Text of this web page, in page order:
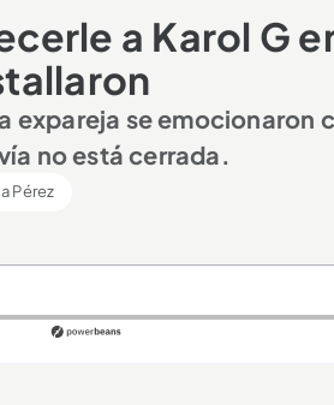
a Karol G
expareja se emocionaron
no está cerrada.
Pérez